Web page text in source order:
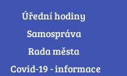
Úřední hodiny
Samospráva
Rada města
Covid-19 - informace